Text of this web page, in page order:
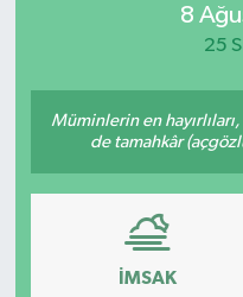
8
25
Müminlerin en
de tamahkâr
İMSAK